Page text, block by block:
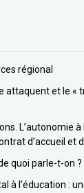
régional
attaquent et le «
L’autonomie à
d’accueil et
quoi parle-t-on ?
à l’éducation :